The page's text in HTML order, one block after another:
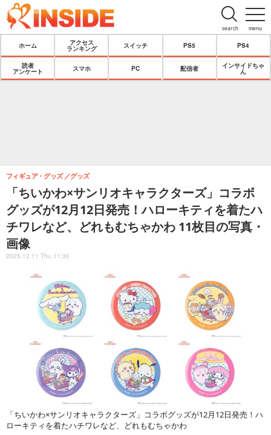
menu
search
ホーム
アクセス
ランキング
スイッチ PS5 PS4
読者
アンケート
スマホ PC 配信者
インサイドちゃ
ん
「ちいかわ×サンリオキャラクターズ」コラボ
グッズが12月12日発売！ハローキティを着たハ
チワレなど、どれもむちゃかわ 11枚目の写真・
画像
フィギュア・グッズ グッズ
2025.12.11 Thu 11:30
「ちいかわ×サンリオキャラクターズ」コラボグッズが12月12日発売！ハ
ローキティを着たハチワレなど、どれもむちゃかわ